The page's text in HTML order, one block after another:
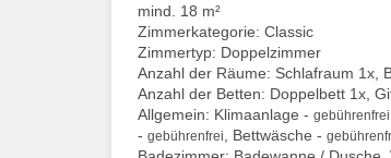
mind. 18 m²
Zimmerkategorie: Classic
Zimmertyp: Doppelzimmer
Anzahl der Räume: Schlafraum 1x,
Anzahl der Betten: Doppelbett 1x,
Allgemein: Klimaanlage - gebührenfrei
- gebührenfrei , Bettwäsche -